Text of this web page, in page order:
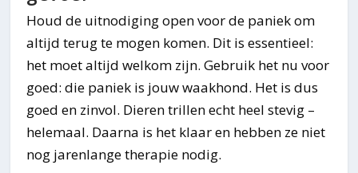
Houd de uitnodiging open voor de paniek om
altijd terug te mogen komen. Dit is essentieel:
het moet altijd welkom zijn. Gebruik het nu voor
goed: die paniek is jouw waakhond. Het is dus
goed en zinvol. Dieren trillen echt heel stevig –
helemaal. Daarna is het klaar en hebben ze niet
nog jarenlange therapie nodig.